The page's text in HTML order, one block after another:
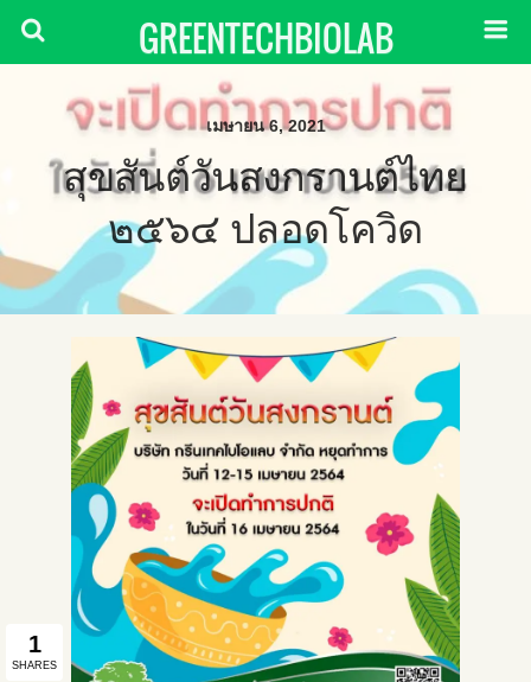
GREENTECHBIOLAB
เมษายน 6, 2021
สุขสันต์วันสงกรานต์ไทย
๒๕๖๔ ปลอดโควิด